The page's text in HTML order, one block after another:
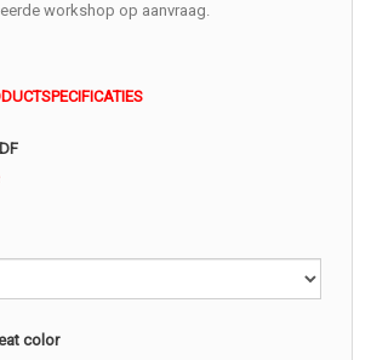
workshop op aanvraag.
color